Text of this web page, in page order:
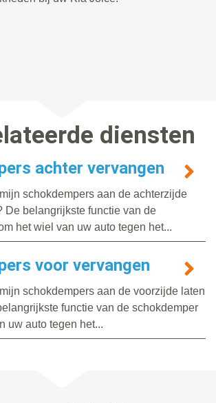
diensten
achter vervangen
schokdempers aan de achterzijde
De belangrijkste functie van de
het wiel van uw auto tegen het...
voor vervangen
schokdempers aan de voorzijde laten
functie van de schokdemper
uw auto tegen het...